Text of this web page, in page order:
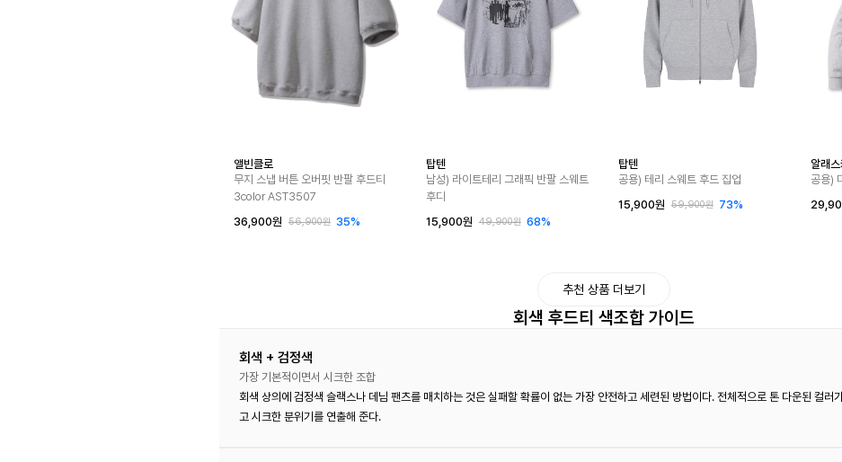
앨빈클로
무지 스냅 버튼 오버핏 반팔 후드티
3color AST3507
36,900원
56,900원 35%
탑텐
남성) 라이트테리 그래픽 반팔 스웨트
후디
15,900원
49,900원 68%
탑텐
공용) 테리 스웨트 후드 집업
15,900원
59,900원 73%
알래
공용)
추천 상품 더보기
회색 후드티 색조합 가이드
회색 + 검정색
가장 기본적이면서 시크한 조합
회색 상의에 검정색 슬랙스나 데님 팬츠를 매치하는 것은 실패할 확률이 없는 가장 안전하고 세련된 방법이다. 전체적으로 톤 다운된 컬러
고 시크한 분위기를 연출해 준다.